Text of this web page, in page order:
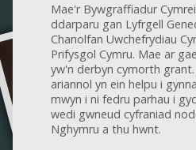
Mae'r Bywgraffiadur
ddarparu gan Lyfrgell
Chanolfan Uwchefrydiau
Prifysgol Cymru. Mae ar
yw'n derbyn cymorth
ariannol yn ein helpu i
mwyn i ni fedru parhau i
wedi gwneud cyfraniad
Nghymru a thu hwnt.